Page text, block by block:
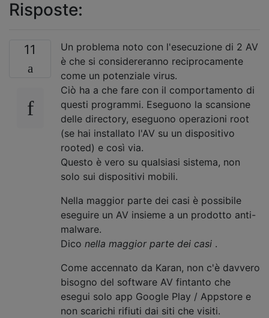
Risposte:
11
Un problema noto con l'esecuzione di 2 AV
è che si considereranno reciprocamente
come un potenziale virus.
Ciò ha a che fare con il comportamento di
questi programmi. Eseguono la scansione
delle directory, eseguono operazioni root
(se hai installato l'AV su un dispositivo
rooted) e così via.
Questo è vero su qualsiasi sistema, non
solo sui dispositivi mobili.
Nella maggior parte dei casi è possibile
eseguire un AV insieme a un prodotto anti-
malware.
Dico nella maggior parte dei casi .
Come accennato da Karan, non c'è davvero
bisogno del software AV fintanto che
esegui solo app Google Play / Appstore e
non scarichi rifiuti dai siti che visiti.